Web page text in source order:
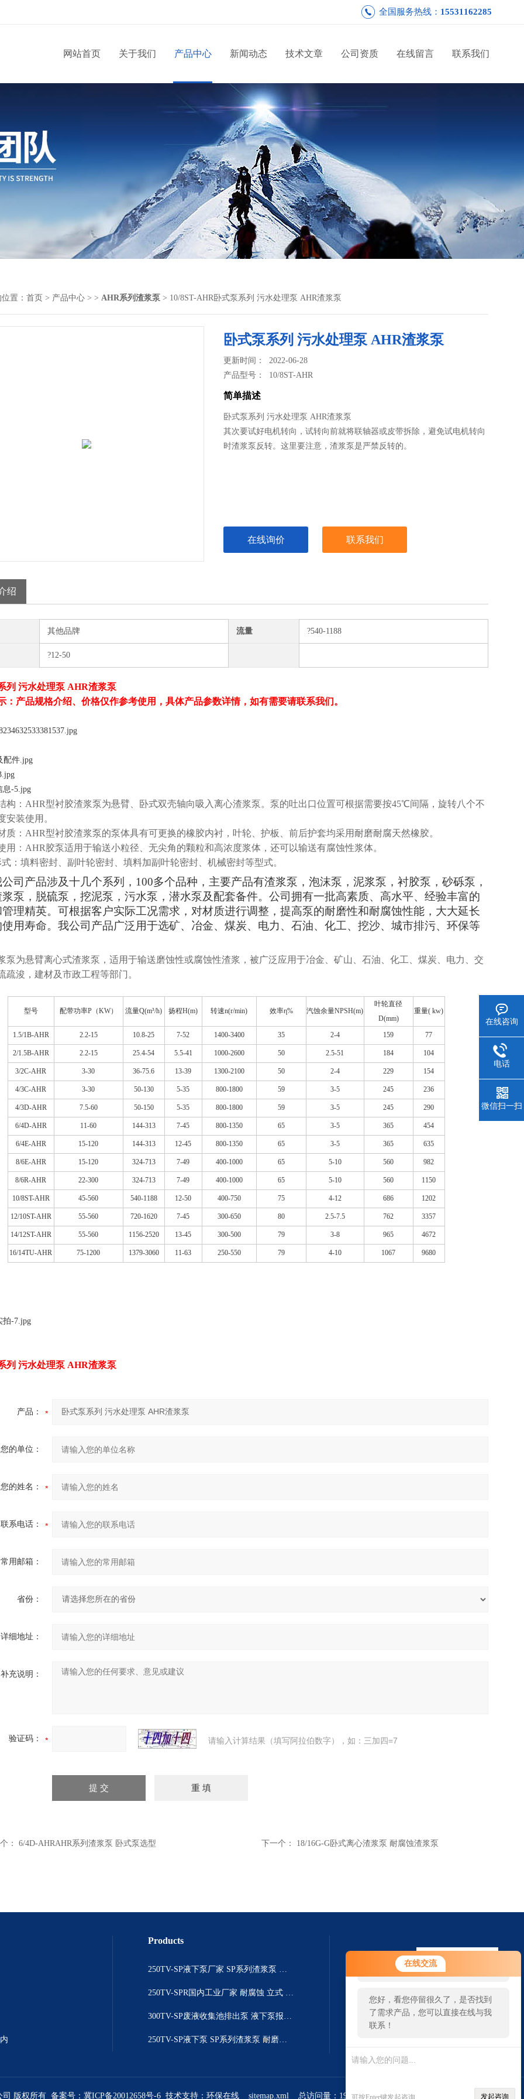
在线交流
您好！欢迎前来咨询，很高兴为您
服务，请问您要咨询什么问题呢？
您好，看您停留很久了，是否找到
了需求产品，您可以直接在线与我
联系！
可按Enter键发起咨询 发起咨询
全国服务热线： 15531162285
网站首页 关于我们 产品中心 新闻动态 技术文章 公司资质 在线留言 联系我们
置： 首页 > 产品中心 > > AHR系列渣浆泵 > 10/8ST-AHR卧式泵系列 污水处理泵 AHR渣浆泵
卧式泵系列 污水处理泵 AHR渣浆泵
更新时间： 2022-06-28
产品型号： 10/8ST-AHR
简单描述
卧式泵系列 污水处理泵 AHR渣浆泵
其次要试好电机转向，试转向前就将联轴器或皮带拆除，避免试电机转向
时渣浆泵反转。这里要注意，渣浆泵是严禁反转的。
在线询价 联系我们
绍
其他品牌 流量 ?540-1188
?12-50
列 污水处理泵 AHR渣浆泵
：产品规格介绍、价格仅作参考使用，具体产品参数详情，如有需要请联系我们。
构：AHR型衬胶渣浆泵为悬臂、卧式双壳轴向吸入离心渣浆泵。泵的吐出口位置可根据需要按45℃间隔，旋转八个不
安装使用。
质：AHR型衬胶渣浆泵的泵体具有可更换的橡胶内衬，叶轮、护板、前后护套均采用耐磨耐腐天然橡胶。
用：AHR胶泵适用于输送小粒径、无尖角的颗粒和高浓度浆体，还可以输送有腐蚀性浆体。
：填料密封、副叶轮密封、填料加副叶轮密封、机械密封等型式。
司 产品涉及十几个系列， 100多个品种，主要产品有渣浆泵，泡沫泵，泥浆泵，衬胶泵，砂砾泵，
泵，脱硫泵，挖泥泵，污水泵， 潜水泵及配套备件。公司拥有一批高素质、高水平、经验丰富的
理精英。可根据客户实际工况需求，对材质进行调整，提高泵的耐磨性和耐腐蚀性能，大大延长
用寿命。 我公司产品广泛用于选矿、冶金、煤炭、电力、石油、化工、挖沙、城市排污、环保等
泵为悬臂离心式渣浆泵，适用于输送磨蚀性或腐蚀性渣浆，被广泛应用于冶金、矿山、石油、化工、煤炭、电力、交
疏浚，建材及市政工程等部门。
型号 配带功率P（KW） 流量Q(m³/h) 扬程H(m) 转速n(r/min) 效率η% 汽蚀余量NPSH(m)
叶轮直径
D(mm)
重量( kw)
1.5/1B-AHR 2.2-15 10.8-25 7-52 1400-3400 35 2-4 159 77
2/1.5B-AHR 2.2-15 25.4-54 5.5-41 1000-2600 50 2.5-51 184 104
3/2C-AHR 3-30 36-75.6 13-39 1300-2100 50 2-4 229 154
4/3C-AHR 3-30 50-130 5-35 800-1800 59 3-5 245 236
4/3D-AHR 7.5-60 50-150 5-35 800-1800 59 3-5 245 290
6/4D-AHR 11-60 144-313 7-45 800-1350 65 3-5 365 454
6/4E-AHR 15-120 144-313 12-45 800-1350 65 3-5 365 635
8/6E-AHR 15-120 324-713 7-49 400-1000 65 5-10 560 982
8/6R-AHR 22-300 324-713 7-49 400-1000 65 5-10 560 1150
10/8ST-AHR 45-560 540-1188 12-50 400-750 75 4-12 686 1202
12/10ST-AHR 55-560 720-1620 7-45 300-650 80 2.5-7.5 762 3357
14/12ST-AHR 55-560 1156-2520 13-45 300-500 79 3-8 965 4672
16/14TU-AHR 75-1200 1379-3060 11-63 250-550 79 4-10 1067 9680
列 污水处理泵 AHR渣浆泵
产品：
您的单位：
您的姓名：
联系电话：
常用邮箱：
省份：
详细地址：
补充说明：
验证码： 请输入计算结果（填写阿拉伯数字），如：三加四=7
： 6/4D-AHRAHR系列渣浆泵 卧式泵选型 下一个： 18/16G-G卧式离心渣浆泵 耐腐蚀渣浆泵
Products
250TV-SP液下泵厂家 SP系列渣浆泵 耐磨耐腐
250TV-SPR国内工业厂家 耐腐蚀 立式 SPR液下泵系列 液下泵生产
300TV-SP废液收集池排出泵 液下泵报价 SP系列渣浆泵
250TV-SP液下泵 SP系列渣浆泵 耐磨耐腐叶轮
版权所有 备案号： 冀ICP备20012658号-6 技术支持： 环保在线 sitemap.xml 总访问量：198679管理登陆
在线咨询
电话
微信扫一扫